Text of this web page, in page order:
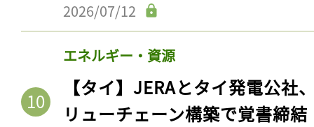
2026/07/12
エネルギー・資源
【タイ】JERAとタイ発電公社
リューチェーン構築で覚書締結